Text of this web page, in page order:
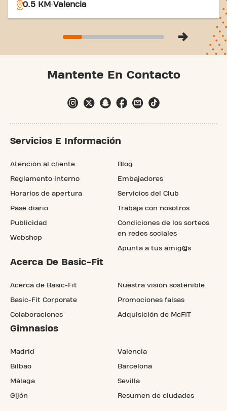
0.5 KM Valencia
Mantente En Contacto
Servicios E Información
Atención al cliente
Reglamento interno
Horarios de apertura
Pase diario
Publicidad
Webshop
Blog
Embajadores
Servicios del Club
Trabaja con nosotros
Condiciones de los sorteos
en redes sociales
Apunta a tus amig@s
Acerca De Basic-Fit
Acerca de Basic-Fit
Basic-Fit Corporate
Colaboraciones
Nuestra visión sostenible
Promociones falsas
Adquisición de McFIT
Gimnasios
Madrid
Bilbao
Málaga
Gijón
Valencia
Barcelona
Sevilla
Resumen de ciudades